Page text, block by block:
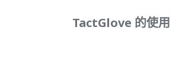
TactGlove 的使用